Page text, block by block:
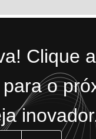
Clique
o